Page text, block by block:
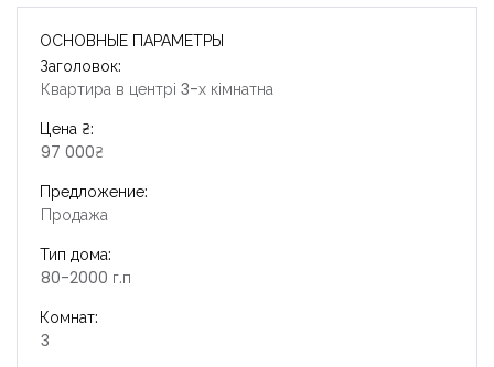
ОСНОВНЫЕ ПАРАМЕТРЫ
Заголовок:
Квартира в центрі 3-х кімнатна
Цена ₴:
97 000₴
Предложение:
Продажа
Тип дома:
80-2000 г.п
Комнат:
3